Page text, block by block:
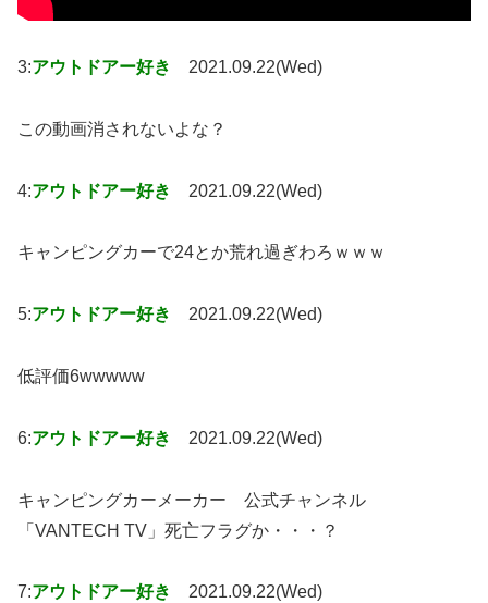
3:アウトドアー好き 2021.09.22(Wed)
この動画消されないよな？
4:アウトドアー好き 2021.09.22(Wed)
キャンピングカーで24とか荒れ過ぎわろｗｗｗ
5:アウトドアー好き 2021.09.22(Wed)
低評価6wwwww
6:アウトドアー好き 2021.09.22(Wed)
キャンピングカーメーカー 公式チャンネル
「VANTECH TV」死亡フラグか・・・？
7:アウトドアー好き 2021.09.22(Wed)